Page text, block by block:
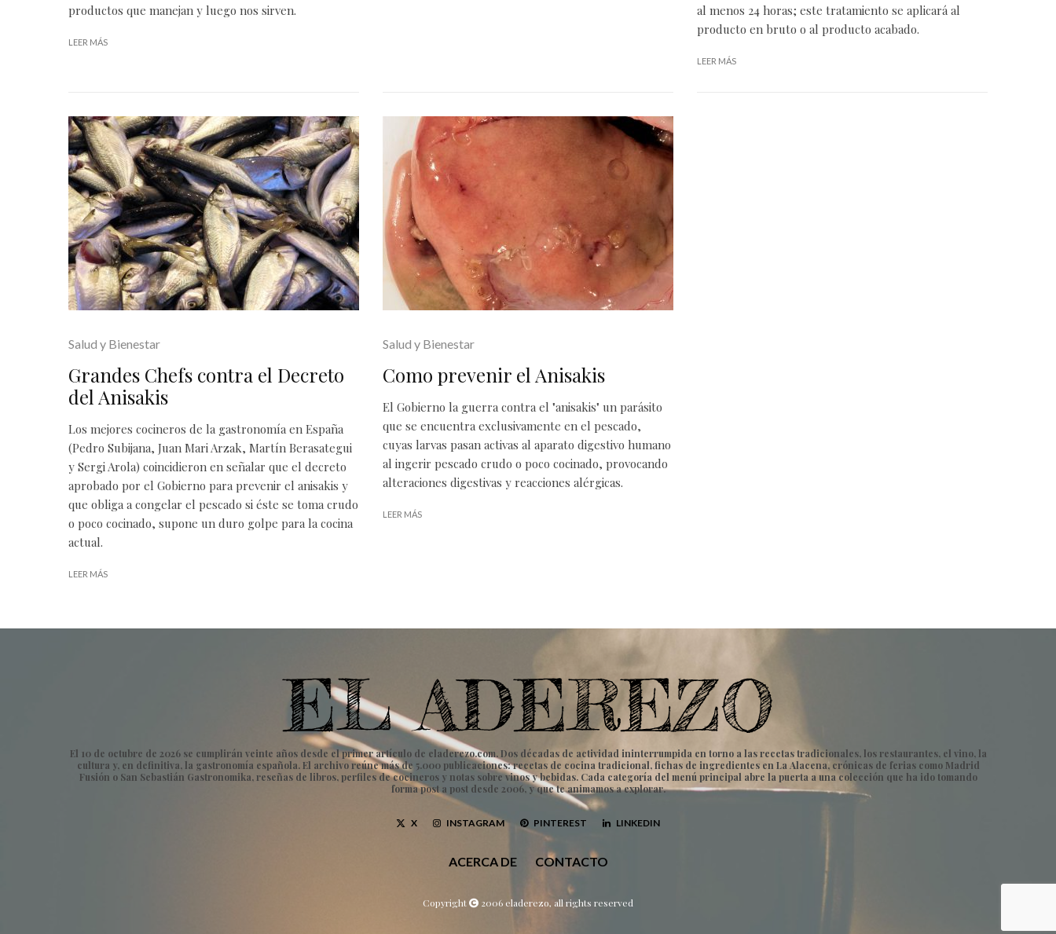
productos que manejan y luego nos sirven.
LEER MÁS
al menos 24 horas; este tratamiento se aplicará al
producto en bruto o al producto acabado.
LEER MÁS
Salud y Bienestar
Grandes Chefs contra el Decreto
del Anisakis
Los mejores cocineros de la gastronomía en España
(Pedro Subijana, Juan Mari Arzak, Martín Berasategui
y Sergi Arola) coincidieron en señalar que el decreto
aprobado por el Gobierno para prevenir el anisakis y
que obliga a congelar el pescado si éste se toma crudo
o poco cocinado, supone un duro golpe para la cocina
actual.
LEER MÁS
Salud y Bienestar
Como prevenir el Anisakis
El Gobierno la guerra contra el "anisakis" un parásito
que se encuentra exclusivamente en el pescado,
cuyas larvas pasan activas al aparato digestivo humano
al ingerir pescado crudo o poco cocinado, provocando
alteraciones digestivas y reacciones alérgicas.
LEER MÁS
El 10 de octubre de 2026 se cumplirán veinte años desde el primer artículo de eladerezo.com. Dos décadas de actividad ininterrumpida en torno a las recetas tradicionales, los restaurantes, el vino, la
cultura y, en definitiva, la gastronomía española. El archivo reúne más de 5.000 publicaciones: recetas de cocina tradicional, fichas de ingredientes en La Alacena, crónicas de ferias como Madrid
Fusión o San Sebastián Gastronomika, reseñas de libros, perfiles de cocineros y notas sobre vinos y bebidas. Cada categoría del menú principal abre la puerta a una colección que ha ido tomando
forma post a post desde 2006, y que te animamos a explorar.
X INSTAGRAM PINTEREST LINKEDIN
ACERCA DE CONTACTO
Copyright 2006 eladerezo, all rights reserved